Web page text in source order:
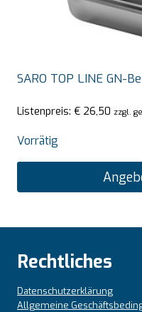
SARO TOP LINE GN-
Listenpreis: € 26,50 zzgl.
Vorrätig
Rechtliches
Datenschutzerklärung
Allgemeine